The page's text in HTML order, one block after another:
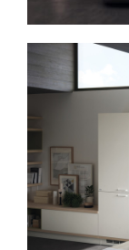
Ormari
Kupatila
DODATCI